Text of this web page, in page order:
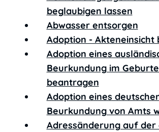
beglaubigen lassen
Abwasser entsorgen
Adoption - Akteneinsicht
Adoption eines
Beurkundung im
beantragen
Adoption eines
Beurkundung von Amts
Adressänderung auf der